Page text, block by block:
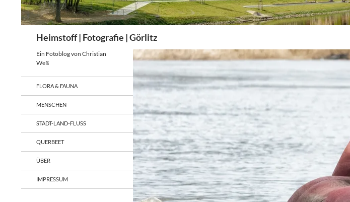
Heimstoff | Fotografie | Görlitz
Ein Fotoblog von Christian
Weß
FLORA & FAUNA
MENSCHEN
STADT-LAND-FLUSS
QUERBEET
ÜBER
IMPRESSUM